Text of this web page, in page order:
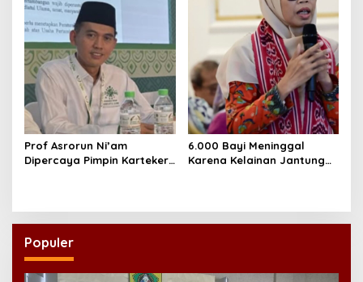
Prof Asrorun Ni’am
Dipercaya Pimpin Karteker
6.000 Bayi Meninggal
Karena Kelainan Jantung
Populer